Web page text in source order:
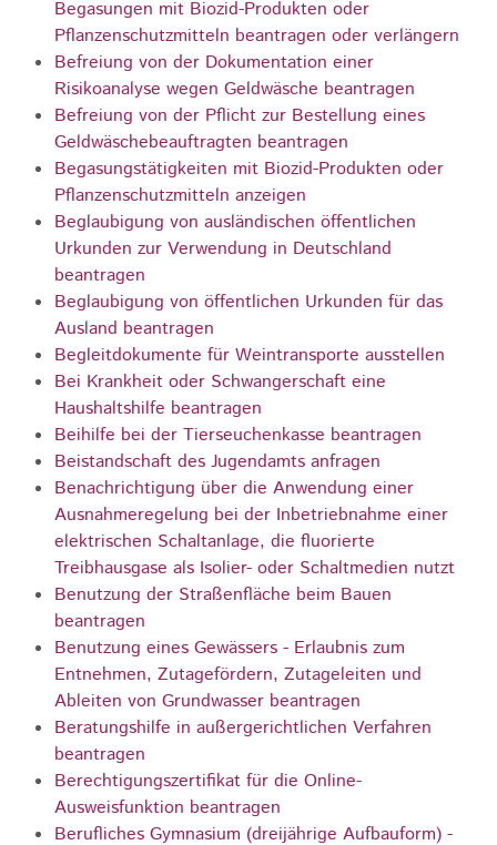
Begasungen mit Biozid-Produkten oder
Pflanzenschutzmitteln beantragen oder verlängern
Befreiung von der Dokumentation einer
Risikoanalyse wegen Geldwäsche beantragen
Befreiung von der Pflicht zur Bestellung eines
Geldwäschebeauftragten beantragen
Begasungstätigkeiten mit Biozid-Produkten oder
Pflanzenschutzmitteln anzeigen
Beglaubigung von ausländischen öffentlichen
Urkunden zur Verwendung in Deutschland
beantragen
Beglaubigung von öffentlichen Urkunden für das
Ausland beantragen
Begleitdokumente für Weintransporte ausstellen
Bei Krankheit oder Schwangerschaft eine
Haushaltshilfe beantragen
Beihilfe bei der Tierseuchenkasse beantragen
Beistandschaft des Jugendamts anfragen
Benachrichtigung über die Anwendung einer
Ausnahmeregelung bei der Inbetriebnahme einer
elektrischen Schaltanlage, die fluorierte
Treibhausgase als Isolier- oder Schaltmedien nutzt
Benutzung der Straßenfläche beim Bauen
beantragen
Benutzung eines Gewässers - Erlaubnis zum
Entnehmen, Zutagefördern, Zutageleiten und
Ableiten von Grundwasser beantragen
Beratungshilfe in außergerichtlichen Verfahren
beantragen
Berechtigungszertifikat für die Online-
Ausweisfunktion beantragen
Berufliches Gymnasium (dreijährige Aufbauform) -